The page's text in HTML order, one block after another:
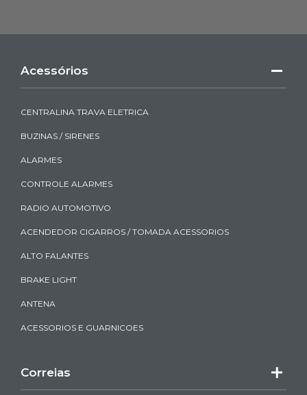
Acessórios
CENTRALINA TRAVA ELETRICA
BUZINAS / SIRENES
ALARMES
CONTROLE ALARMES
RADIO AUTOMOTIVO
ACENDEDOR CIGARROS / TOMADA ACESSORIOS
ALTO FALANTES
BRAKE LIGHT
ANTENA
ACESSORIOS E GUARNICOES
Correias